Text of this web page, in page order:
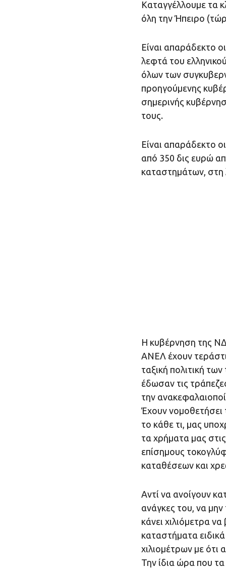
Καταγγέλλουμε τα
όλη την Ήπειρο
Είναι απαράδεκτο
λεφτά του
όλων των
προηγούμενης
σημερινής
τους.
Είναι απαράδεκτο
από 350 δις ευρώ
καταστημάτων, στη
Η κυβέρνηση της
ΑΝΕΛ έχουν
ταξική πολιτική
έδωσαν τις
την
Έχουν νομοθετήσει
το κάθε τι, μας
τα χρήματα μας
επίσημους
καταθέσεων και
Αντί να ανοίγουν
ανάγκες του, να μην
κάνει χιλιόμετρα
καταστήματα
χιλιομέτρων με ότι
Την ίδια ώρα που